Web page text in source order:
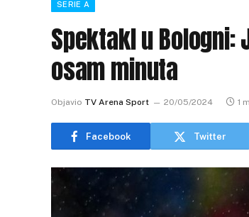
SERIE A
Spektakl u
osam minuta
Objavio TV Arena Sport 20/05/2024 1
Facebook Twitter